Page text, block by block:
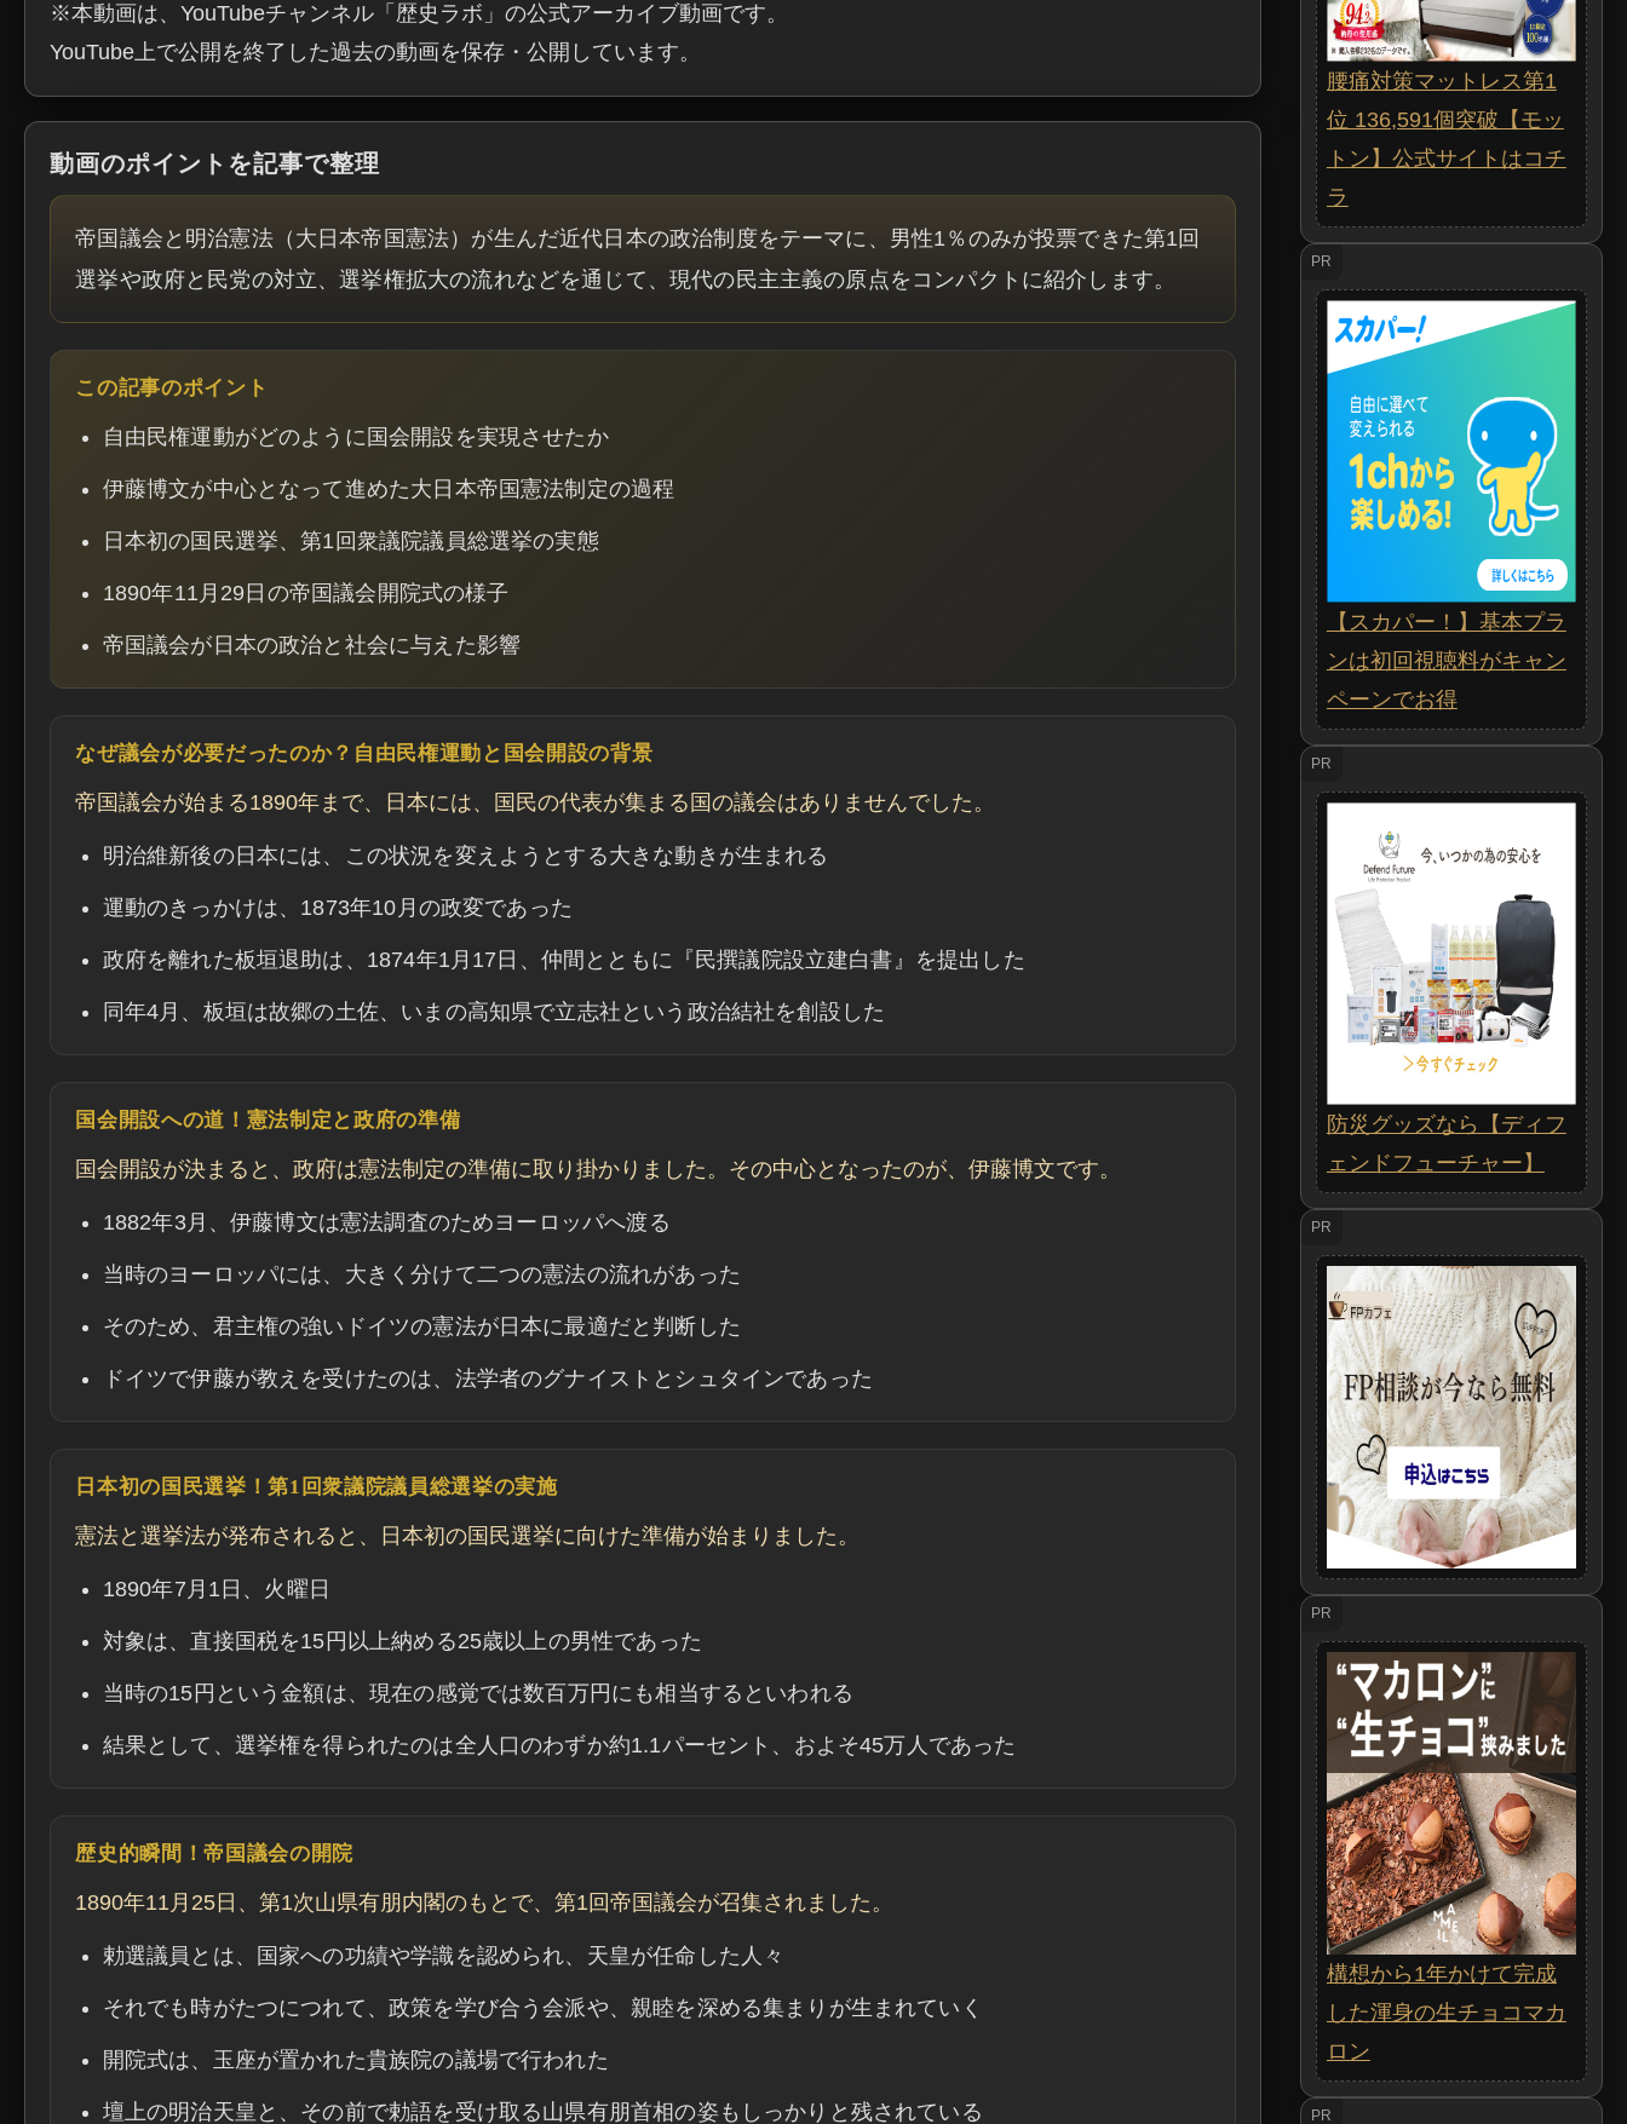
※本動画は、YouTubeチャンネル「歴史ラボ」の公式アーカイブ動画です。
YouTube上で公開を終了した過去の動画を保存・公開しています。
動画のポイントを記事で整理
帝国議会と明治憲法（大日本帝国憲法）が生んだ近代日本の政治制度をテーマに、男性1％のみが投票できた第1回
選挙や政府と民党の対立、選挙権拡大の流れなどを通じて、現代の民主主義の原点をコンパクトに紹介します。
この記事のポイント
自由民権運動がどのように国会開設を実現させたか
伊藤博文が中心となって進めた大日本帝国憲法制定の過程
日本初の国民選挙、第1回衆議院議員総選挙の実態
1890年11月29日の帝国議会開院式の様子
帝国議会が日本の政治と社会に与えた影響
なぜ議会が必要だったのか？自由民権運動と国会開設の背景
帝国議会が始まる1890年まで、日本には、国民の代表が集まる国の議会はありませんでした。
明治維新後の日本には、この状況を変えようとする大きな動きが生まれる
運動のきっかけは、1873年10月の政変であった
政府を離れた板垣退助は、1874年1月17日、仲間とともに『民撰議院設立建白書』を提出した
同年4月、板垣は故郷の土佐、いまの高知県で立志社という政治結社を創設した
国会開設への道！憲法制定と政府の準備
国会開設が決まると、政府は憲法制定の準備に取り掛かりました。その中心となったのが、伊藤博文です。
1882年3月、伊藤博文は憲法調査のためヨーロッパへ渡る
当時のヨーロッパには、大きく分けて二つの憲法の流れがあった
そのため、君主権の強いドイツの憲法が日本に最適だと判断した
ドイツで伊藤が教えを受けたのは、法学者のグナイストとシュタインであった
日本初の国民選挙！第1回衆議院議員総選挙の実施
憲法と選挙法が発布されると、日本初の国民選挙に向けた準備が始まりました。
1890年7月1日、火曜日
対象は、直接国税を15円以上納める25歳以上の男性であった
当時の15円という金額は、現在の感覚では数百万円にも相当するといわれる
結果として、選挙権を得られたのは全人口のわずか約1.1パーセント、およそ45万人であった
歴史的瞬間！帝国議会の開院
1890年11月25日、第1次山県有朋内閣のもとで、第1回帝国議会が召集されました。
勅選議員とは、国家への功績や学識を認められ、天皇が任命した人々
それでも時がたつにつれて、政策を学び合う会派や、親睦を深める集まりが生まれていく
開院式は、玉座が置かれた貴族院の議場で行われた
壇上の明治天皇と、その前で勅語を受け取る山県有朋首相の姿もしっかりと残されている
腰痛対策マットレス第1
位 136,591個突破【モッ
トン】公式サイトはコチ
ラ
PR
【スカパー！】基本プラ
ンは初回視聴料がキャン
ペーンでお得
PR
防災グッズなら【ディフ
ェンドフューチャー】
PR
PR
構想から1年かけて完成
した渾身の生チョコマカ
ロン
PR